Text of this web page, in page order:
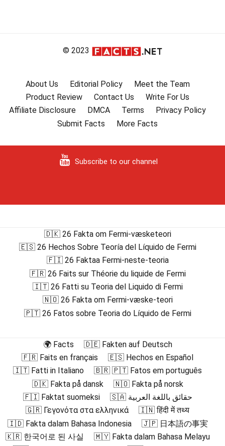
© 2023
About Us Editorial Policy
Meet the Team
Product Review
Contact Us
Write For Us
Affiliate Disclosure
DMCA Terms
Privacy Policy
Submit Facts
More Facts
Subscribe to our channel
🇩🇰 26 Fakta om Fermi-væsketeori
🇪🇸 26 Hechos Sobre Teoría del Líquido de Fermi
🇫🇮 26 Faktaa Fermi-neste-teoria
🇫🇷 26 Faits sur Théorie du liquide de Fermi
🇮🇹 26 Fatti su Teoria del Liquido di Fermi
🇳🇴 26 Fakta om Fermi-væske-teori
🇵🇹 26 Fatos sobre Teoria do Líquido de Fermi
🌍 Facts
🇩🇪 Fakten auf Deutsch
🇫🇷 Faits en français
🇪🇸 Hechos en Español
🇮🇹 Fatti in Italiano
🇧🇷 🇵🇹 Fatos em português
🇩🇰 Fakta på dansk
🇳🇴 Fakta på norsk
🇫🇮 Faktat suomeksi
🇸🇦 حقائق باللغة العربية
🇬🇷 Γεγονότα στα ελληνικά
🇮🇳 हिंदी में तथ्य
🇮🇩 Fakta dalam Bahasa Indonesia
🇯🇵 日本語の事実
🇰🇷 한국어로 된 사실
🇲🇾 Fakta dalam Bahasa Melayu